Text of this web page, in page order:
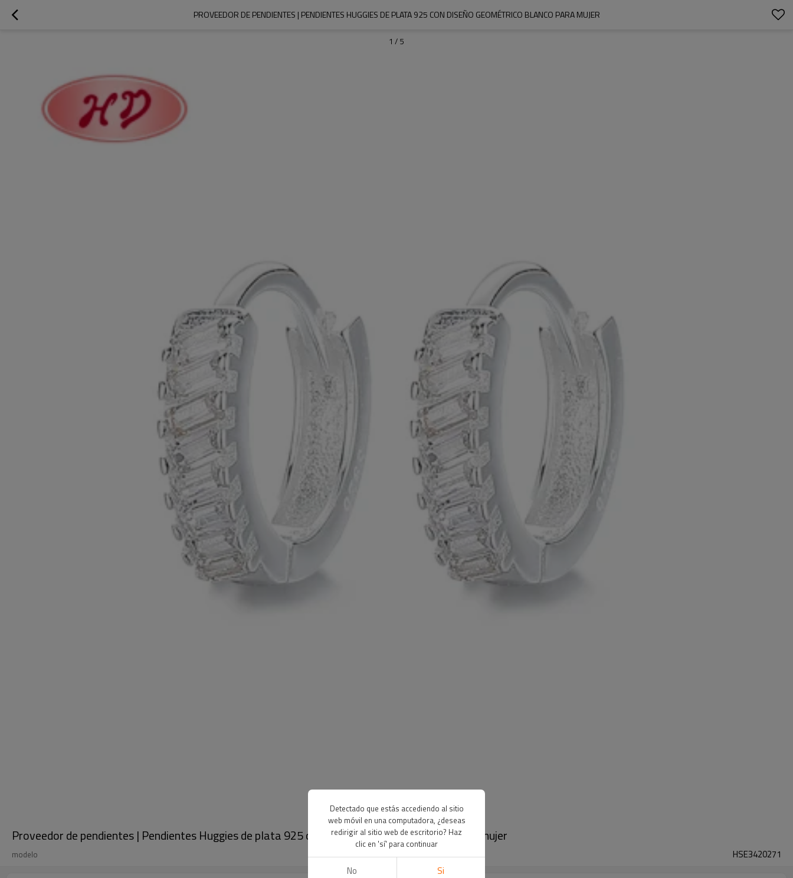
PROVEEDOR DE PENDIENTES | PENDIENTES HUGGIES DE PLATA 925 CON DISEÑO GEOMÉTRICO BLANCO PARA MUJER
1 / 5
Proveedor de pendientes | Pendientes Huggies de plata 925 con diseño geométrico blanco para mujer
modelo HSE3420271
Detectado que estás accediendo al sitio
web móvil en una computadora, ¿deseas
redirigir al sitio web de escritorio? Haz
clic en 'sí' para continuar
No Si